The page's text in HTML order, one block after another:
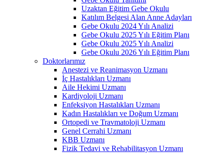
Uzaktan Eğitim Gebe Okulu
Katılım Belgesi Alan Anne Adayları
Gebe Okulu 2024 Yılı Analizi
Gebe Okulu 2025 Yılı Eğitim Planı
Gebe Okulu 2025 Yılı Analizi
Gebe Okulu 2026 Yılı Eğitim Planı
Doktorlarımız
Anestezi ve Reanimasyon Uzmanı
İç Hastalıkları Uzmanı
Aile Hekimi Uzmanı
Kardiyoloji Uzmanı
Enfeksiyon Hastalıkları Uzmanı
Kadın Hastalıkları ve Doğum Uzmanı
Ortopedi ve Travmatoloji Uzmanı
Genel Cerrahi Uzmanı
KBB Uzmanı
Fizik Tedavi ve Rehabilitasyon Uzmanı